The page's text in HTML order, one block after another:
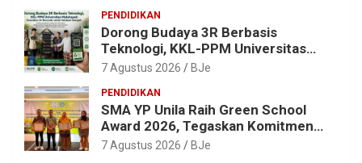
PENDIDIKAN
Dorong Budaya 3R Berbasis
Teknologi, KKL-PPM Universitas
Malahayati Kenalkan AI Barcode
7 Agustus 2026 BJe
PENDIDIKAN
SMA YP Unila Raih Green School
Award 2026, Tegaskan Komitmen
Wujudkan Sekolah Ramah
7 Agustus 2026 BJe